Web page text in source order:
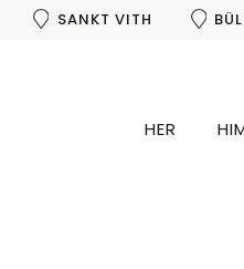
SANKT VITH
HER